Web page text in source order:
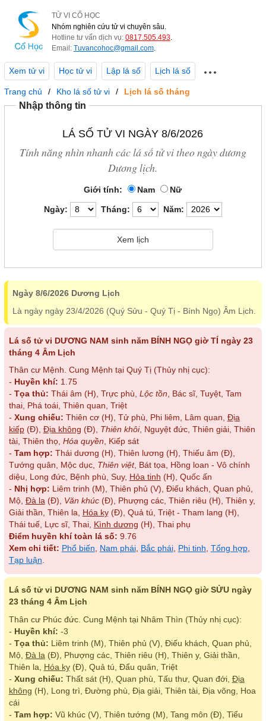
TỬ VI CỔ HỌC
Nhóm nghiên cứu tử vi chuyên sâu.
Hotline tư vấn dịch vụ: 0817.505.493.
Email: Tuvancohoc@gmail.com.
Xem tử vi Học tử vi Lập lá số Lịch lá số
Trang chủ Kho lá số tử vi Lịch lá số tháng
Nhập thông tin
LÁ SỐ TỬ VI NGÀY 8/6/2026
Tính năng nhìn nhanh các lá số tử vi theo ngày dương
Dương lịch.
Giới tính: Nam Nữ
Ngày: Tháng: Năm:
Ngày 8/6/2026 Dương Lịch
Là ngày ngày 23/4/2026 (Quý Sửu - Quý Tị - Bính Ngọ) Âm Lịch.
Lá số tử vi DƯƠNG NAM sinh năm BÍNH NGỌ giờ TÍ ngày 23
tháng 4 Âm Lịch
Thân cư Mệnh. Cung Mệnh tại Quý Tị (Thủy nhị cục):
- Huyền khí: 1.75
- Tọa thủ: Thái âm (H), Trực phù, Lộc tồn, Bác sĩ, Tuyệt, Tam
thai, Phá toái, Thiên quan, Triệt
- Xung chiếu: Thiên cơ (H), Tử phù, Phi liêm, Lâm quan, Địa
kiếp(Đ), Địa không (Đ), Thiên khôi, Nguyệt đức, Thiên giải, Thiên
tài, Thiên thọ, Hóa quyền, Kiếp sát
- Tam hợp: Thái dương (H), Thiên lương (H), Thiếu âm (Đ),
Tướng quân, Mộc dục, Thiên việt, Bát tọa, Hồng loan - Vô chính
diệu, Long đức, Bệnh phù, Suy, Hỏa tinh (H), Quốc ấn
- Nhị hợp: Liêm trinh (M), Thiên phủ (V), Điếu khách, Quan phủ,
Mộ, Đà la(Đ), Văn khúc(Đ), Phượng các, Thiên riêu (H), Thiên y,
Giải thần, Thiên la, Hóa kỵ(Đ), Quả tú, Triệt - Tham lang (H),
Thái tuế, Lực sĩ, Thai, Kình dương (H), Thai phụ
Điểm huyền khí toàn lá số: 9.76
Xem chi tiết: Phổ biến, Nam phái, Bắc phái, Phi tinh, Tổng hợp,
Tạp luận.
Lá số tử vi DƯƠNG NAM sinh năm BÍNH NGỌ giờ SỬU ngày
23 tháng 4 Âm Lịch
Thân cư Phúc đức. Cung Mệnh tại Nhâm Thìn (Thủy nhị cục):
- Huyền khí: -3
- Tọa thủ: Liêm trinh (M), Thiên phủ (V), Điếu khách, Quan phủ,
Mộ, Đà la (Đ), Phượng các, Thiên riêu (H), Thiên y, Giải thần,
Thiên la,
Hóa kỵ(Đ), Quả tú, Đẩu quân, Triệt
- Xung chiếu: Thất sát (H), Quan phù, Tấu thư, Quan đới, Địa
không (H), Long trì, Đường phù, Địa giải, Thiên tài, Địa võng, Hoa
cái
- Tam hợp: Vũ khúc (V), Thiên tướng (M), Tang môn (Đ), Tiểu